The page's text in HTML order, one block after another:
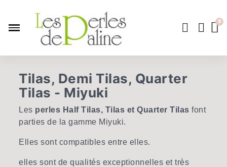
Tilas, Demi Tilas, Quarter
Tilas - Miyuki
Les perles Half Tilas, Tilas et Quarter Tilasfont
parties de la gamme Miyuki.
Elles sont compatibles entre elles.
elles sont de qualités exceptionnelles et très